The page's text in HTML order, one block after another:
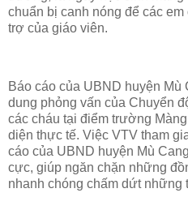
chuẩn bị canh nóng để các
trợ của giáo viên.
Báo cáo của UBND huyện Mù
dung phỏng vấn của Chuyển
các cháu tại điểm trường
diện thực tế. Việc VTV tham
cáo của UBND huyện Mù
cực, giúp ngăn chặn những
nhanh chóng chấm dứt những